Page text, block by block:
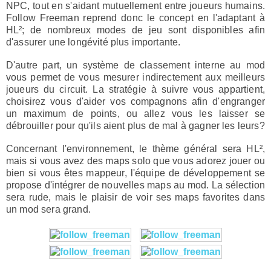
NPC, tout en s'aidant mutuellement entre joueurs humains.
Follow Freeman reprend donc le concept en l'adaptant à
HL²; de nombreux modes de jeu sont disponibles afin
d'assurer une longévité plus importante.
D'autre part, un système de classement interne au mod
vous permet de vous mesurer indirectement aux meilleurs
joueurs du circuit. La stratégie à suivre vous appartient,
choisirez vous d'aider vos compagnons afin d'engranger
un maximum de points, ou allez vous les laisser se
débrouiller pour qu'ils aient plus de mal à gagner les leurs?
Concernant l'environnement, le thème général sera HL²,
mais si vous avez des maps solo que vous adorez jouer ou
bien si vous êtes mappeur, l'équipe de développement se
propose d'intégrer de nouvelles maps au mod. La sélection
sera rude, mais le plaisir de voir ses maps favorites dans
un mod sera grand.